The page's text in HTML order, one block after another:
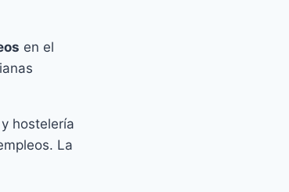
en el
hostelería
La